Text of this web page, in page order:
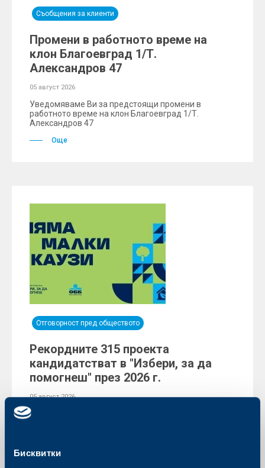
Бисквитки
Съобщения за клиенти
Промени в работното време на
клон Благоевград 1/Т.
Александров 47
05 август 2026
Уведомяваме Ви за предстоящи промени в
работното време на клон Благоевград 1/Т.
Александров 47
Още
Отговорност пред обществото
Рекордните 315 проекта
кандидатстват в "Избери, за да
помогнеш" през 2026 г.
05 август 2026
Общо 315 проекта бяха подадени през онлайн
приключи първата фаза на 17-ото издание на